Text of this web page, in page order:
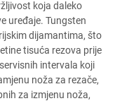
koja daleko
uređaje. Tungsten
dijamantima, što
tisuća rezova prije
intervala koji
noža za rezače,
za izmjenu noža,